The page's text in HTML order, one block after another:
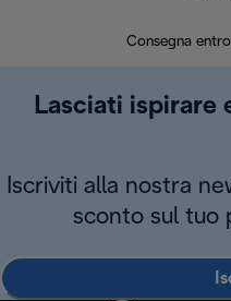
Consegna
Lasciati ispirare
Iscriviti alla nostra
sconto sul tuo